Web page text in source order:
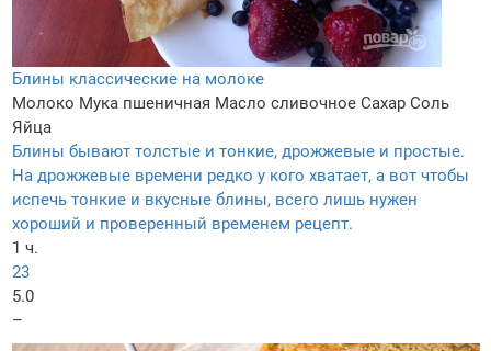
Блины классические на молоке
Молоко Мука пшеничная Масло сливочное Сахар Соль
Яйца
Блины бывают толстые и тонкие, дрожжевые и простые.
На дрожжевые времени редко у кого хватает, а вот чтобы
испечь тонкие и вкусные блины, всего лишь нужен
хороший и проверенный временем рецепт.
1 ч.
23
5.0
–